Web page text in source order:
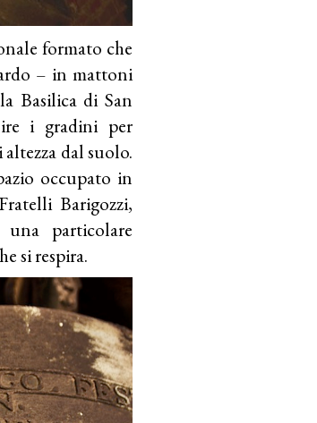
formato che
– in mattoni
Basilica di San
i gradini per
dal suolo.
occupato in
Barigozzi,
particolare
si respira.